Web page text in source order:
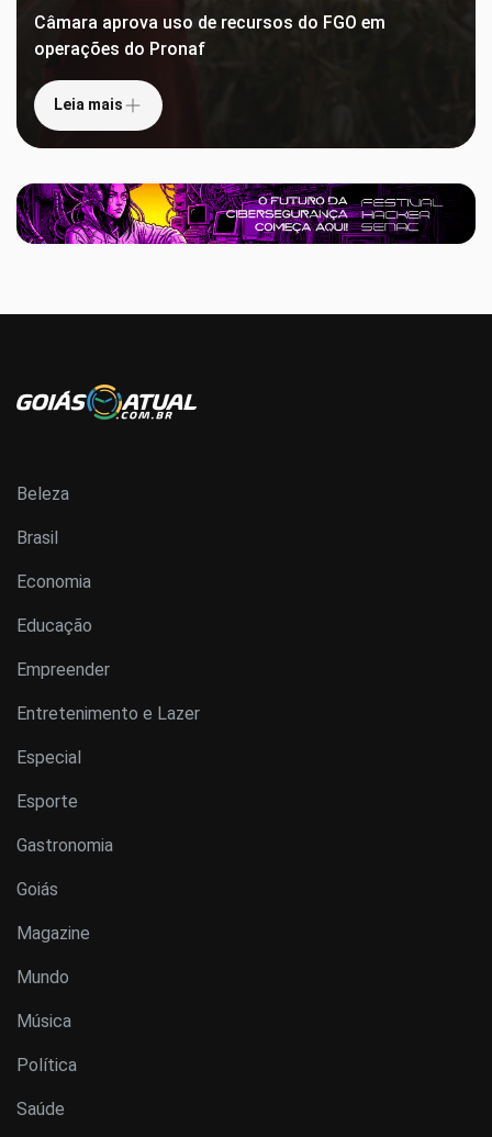
Câmara aprova uso de recursos do FGO em
operações do Pronaf
Leia mais
Beleza
Brasil
Economia
Educação
Empreender
Entretenimento e Lazer
Especial
Esporte
Gastronomia
Goiás
Magazine
Mundo
Música
Política
Saúde